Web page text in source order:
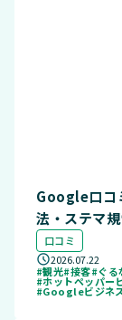
Google口コ
法・ステマ
口コミ
2026.07.22
#観光#接客#ぐる
#ホットペッパー
#Googleビジネ